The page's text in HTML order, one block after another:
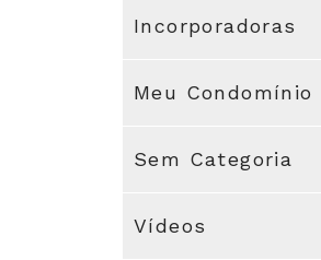
Incorporadoras
Meu Condomínio
Sem Categoria
Vídeos